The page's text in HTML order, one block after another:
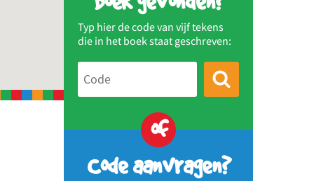
Typ hier de code van vijf tekens
die in het boek staat geschreven:
of
Code aanvragen?